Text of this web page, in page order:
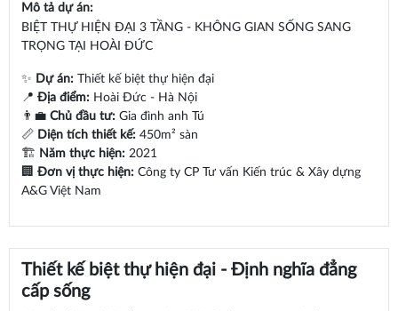
Mô tả dự án:
BIỆT THỰ HIỆN ĐẠI 3 TẦNG - KHÔNG GIAN SỐNG SANG
TRỌNG TẠI HOÀI ĐỨC
✨ Dự án:Thiết kế biệt thự hiện đại
📍 Địa điểm:Hoài Đức - Hà Nội
👨‍💼 Chủ đầu tư:Gia đình anh Tú
📏 Diện tích thiết kế:450m² sàn
🏗 Năm thực hiện:2021
🏢 Đơn vị thực hiện:Công ty CP Tư vấn Kiến trúc & Xây dựng
A&G Việt Nam
Thiết kế biệt thự hiện đại - Định nghĩa đẳng
cấp sống